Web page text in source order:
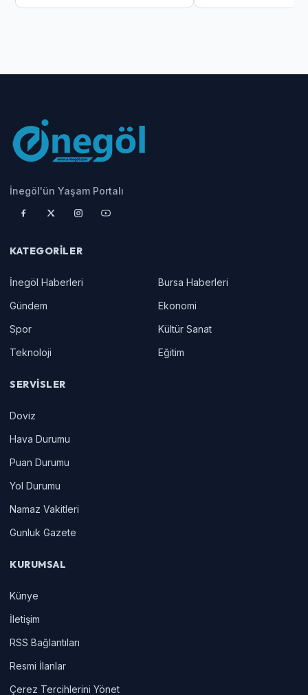
İnegöl'ün Yaşam Portalı
KATEGORILER
İnegöl Haberleri
Bursa Haberleri
Gündem
Ekonomi
Spor
Kültür Sanat
Teknoloji
Eğitim
SERVISLER
Doviz
Hava Durumu
Puan Durumu
Yol Durumu
Namaz Vakitleri
Gunluk Gazete
KURUMSAL
Künye
İletişim
RSS Bağlantıları
Resmi İlanlar
Çerez Tercihlerini Yönet